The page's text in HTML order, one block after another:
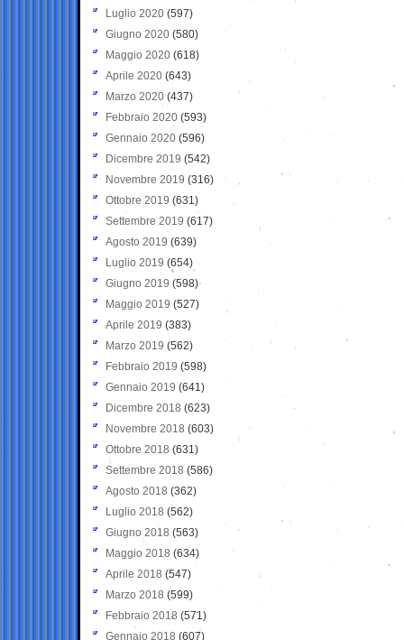
Luglio 2020 (597)
Giugno 2020 (580)
Maggio 2020 (618)
Aprile 2020 (643)
Marzo 2020 (437)
Febbraio 2020 (593)
Gennaio 2020 (596)
Dicembre 2019 (542)
Novembre 2019 (316)
Ottobre 2019 (631)
Settembre 2019 (617)
Agosto 2019 (639)
Luglio 2019 (654)
Giugno 2019 (598)
Maggio 2019 (527)
Aprile 2019 (383)
Marzo 2019 (562)
Febbraio 2019 (598)
Gennaio 2019 (641)
Dicembre 2018 (623)
Novembre 2018 (603)
Ottobre 2018 (631)
Settembre 2018 (586)
Agosto 2018 (362)
Luglio 2018 (562)
Giugno 2018 (563)
Maggio 2018 (634)
Aprile 2018 (547)
Marzo 2018 (599)
Febbraio 2018 (571)
Gennaio 2018 (607)